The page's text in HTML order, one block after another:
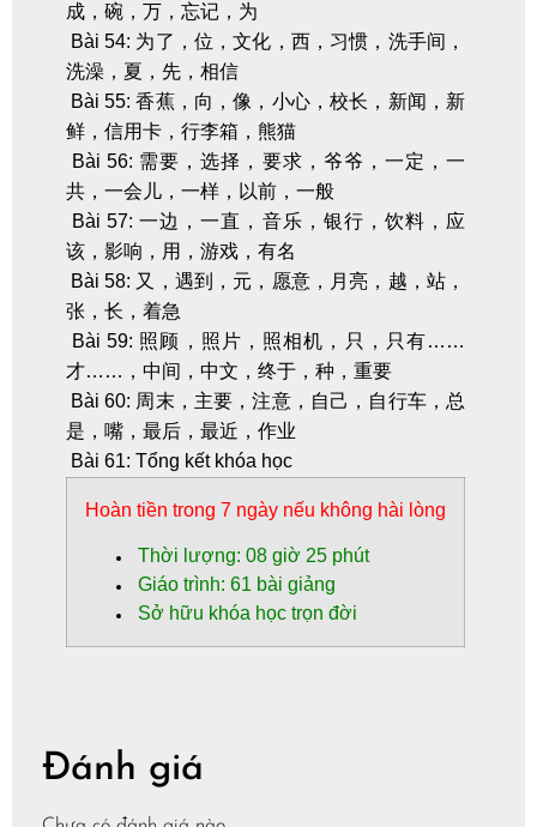
成，碗，万，忘记，为
Bài 54: 为了，位，文化，西，习惯，洗手间，
洗澡，夏，先，相信
Bài 55: 香蕉，向，像，小心，校长，新闻，新
鲜，信用卡，行李箱，熊猫
Bài 56: 需要，选择，要求，爷爷，一定，一
共，一会儿，一样，以前，一般
Bài 57: 一边，一直，音乐，银行，饮料，应
该，影响，用，游戏，有名
Bài 58: 又，遇到，元，愿意，月亮，越，站，
张，长，着急
Bài 59: 照顾，照片，照相机，只，只有……
才……，中间，中文，终于，种，重要
Bài 60: 周末，主要，注意，自己，自行车，总
是，嘴，最后，最近，作业
Bài 61: Tổng kết khóa học
Hoàn tiền trong 7 ngày nếu không hài lòng
Thời lượng: 08 giờ 25 phút
Giáo trình: 61 bài giảng
Sở hữu khóa học trọn đời
Đánh giá